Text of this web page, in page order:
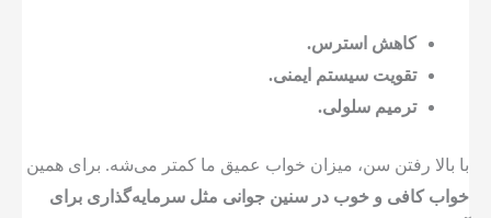
کاهش استرس.
تقویت سیستم ایمنی.
ترمیم سلولی.
با بالا رفتن سن، میزان خواب عمیق ما کمتر می‌شه. برای همین
خواب کافی و خوب در سنین جوانی مثل سرمایه‌گذاری برای